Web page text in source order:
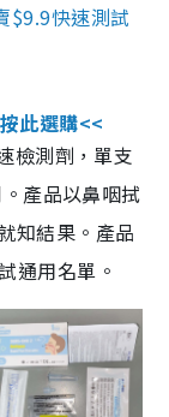
$9.9快速測試
此選購<<
檢測劑，單支
產品以鼻咽拭
知結果。產品
通用名單。